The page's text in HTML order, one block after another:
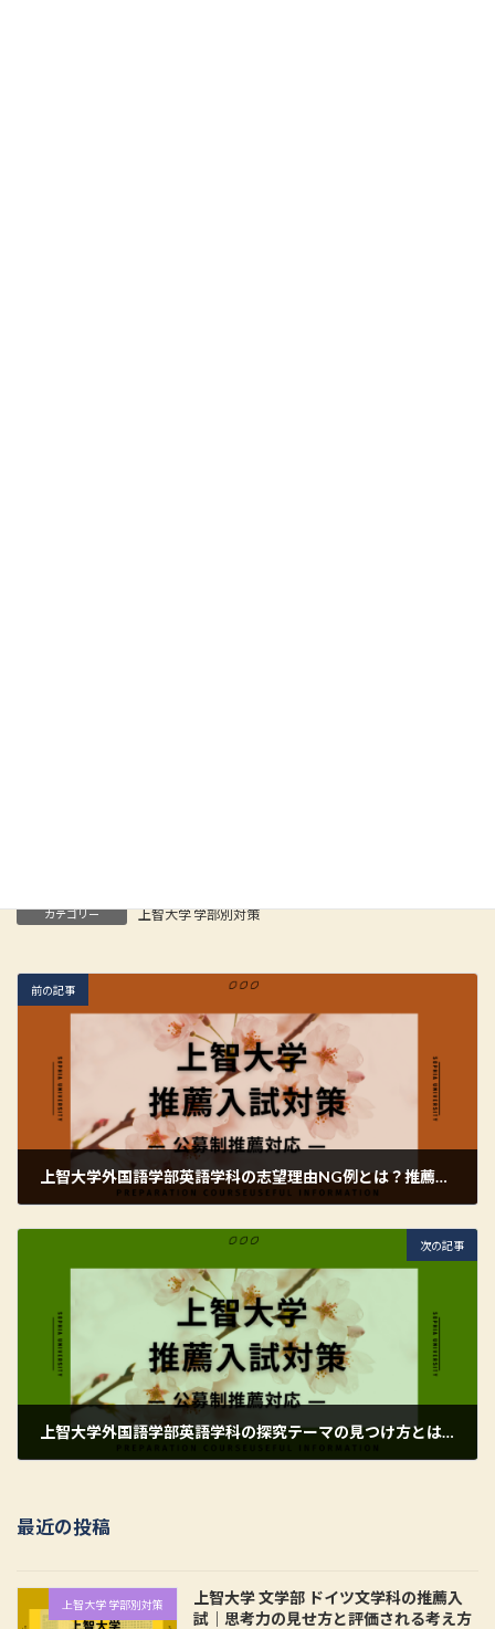
カテゴリー 上智大学 学部別対策
前の記事
上智大学外国語学部英語学科の志望理由NG例とは？推薦入試で避けたい書き方を解説
次の記事
上智大学外国語学部英語学科の探究テーマの見つけ方とは？推薦入試に向けた考え方を解説
最近の投稿
上智大学 学部別対策
上智大学 文学部 ドイツ文学科の推薦入
試｜思考力の見せ方と評価される考え方